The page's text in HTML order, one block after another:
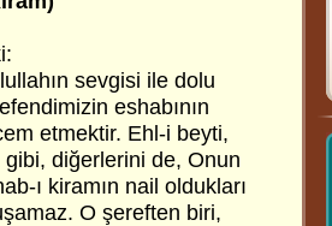
sevgisi ile dolu
eshabının
etmektir. Ehl-i beyti,
gibi, diğerlerini de, Onun
ı kiramın nail oldukları
O şereften biri,